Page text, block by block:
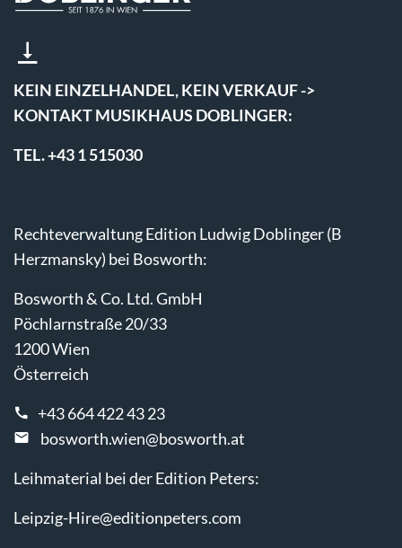
KEIN EINZELHANDEL, KEIN VERKAUF ->
KONTAKT MUSIKHAUS DOBLINGER:
TEL. +43 1 515030
Rechteverwaltung Edition Ludwig Doblinger (B
Herzmansky) bei Bosworth:
Bosworth & Co. Ltd. GmbH
Pöchlarnstraße 20/33
1200 Wien
Österreich
+43 664 422 43 23
bosworth.wien@bosworth.at
Leihmaterial bei der Edition Peters:
Leipzig-Hire@editionpeters.com